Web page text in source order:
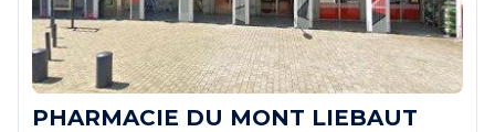
PHARMACIE DU MONT LIEBAUT